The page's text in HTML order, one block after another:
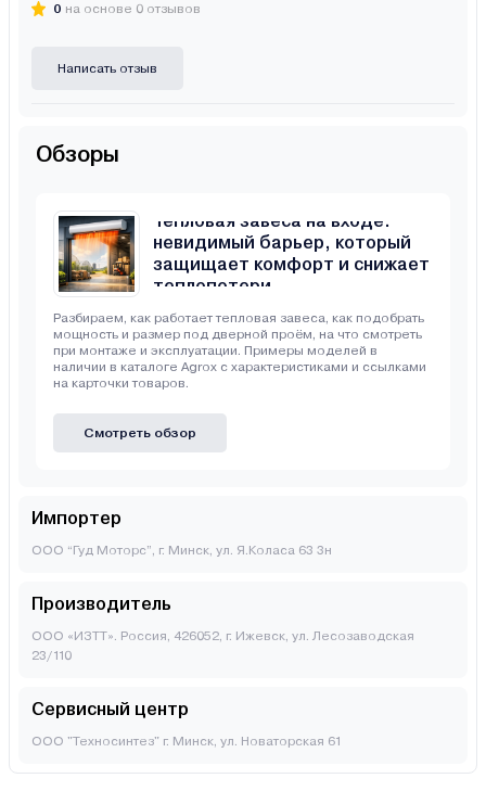
0 на основе 0 отзывов
Написать отзыв
Обзоры
Тепловая завеса на входе:
невидимый барьер, который
защищает комфорт и снижает
теплопотери
Разбираем, как работает тепловая завеса, как подобрать
мощность и размер под дверной проём, на что смотреть
при монтаже и эксплуатации. Примеры моделей в
наличии в каталоге Agrox с характеристиками и ссылками
на карточки товаров.
Смотреть обзор
Импортер
ООО “Гуд Моторс”, г. Минск, ул. Я.Коласа 63 3н
Производитель
ООО «ИЗТТ». Россия, 426052, г. Ижевск, ул. Лесозаводская
23/110
Сервисный центр
ООО "Техносинтез" г. Минск, ул. Новаторская 61